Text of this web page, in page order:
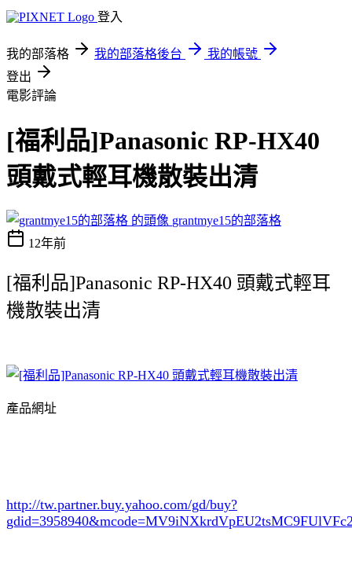
登入
我的部落格 我的部落格後台
我的帳號
登出
電影評論
[福利品]Panasonic RP-HX40
頭戴式輕耳機散裝出清
grantmye15的部落格
12年前
[福利品]Panasonic RP-HX40 頭戴式輕耳
機散裝出清
產品網址
http://tw.partner.buy.yahoo.com/gd/buy?
gdid=3958940